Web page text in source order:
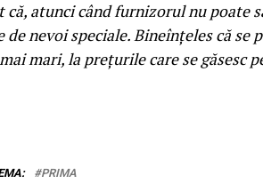
atunci când furnizorul nu poate
nevoi speciale. Bineînţeles că se
mari, la preţurile care se găsesc
PRIMA